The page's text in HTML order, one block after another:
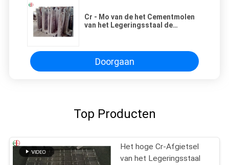
Cr - Mo van de het Cementmolen
van het Legeringsstaal de
Doorgaan
Top Producten
Het hoge Cr-Afgietsel
van het Legeringsstaal